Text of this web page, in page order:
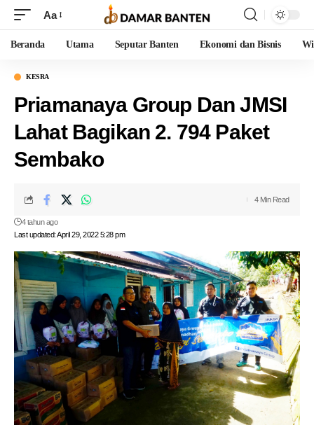
Aa
Beranda Utama Seputar Banten Ekonomi dan Bisnis
KESRA
Priamanaya Group Dan JMSI
Lahat Bagikan 2. 794 Paket
Sembako
Last updated: April 29, 2022 5:28 pm
4 tahun ago
4 Min Read